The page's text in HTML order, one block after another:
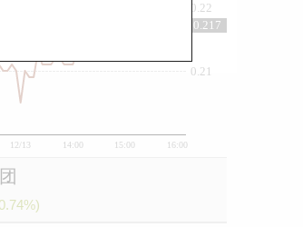
12/13 14:00 15:00 16:00
0.21
0.22
0.217